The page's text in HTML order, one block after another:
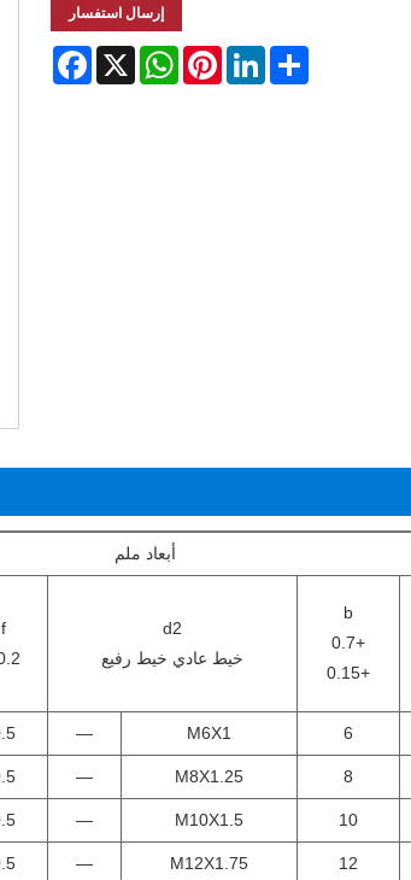
إرسال استفسار
Facebook X
WhatsAppPinterestLinkedInShare
أبعاد ملم
b
+0.7
+0.15
d2
خيط عادي خيط رفيع
f
6
M6X1
—
8
M8X1.25
—
10
M10X1.5
—
12
M12X1.75
—